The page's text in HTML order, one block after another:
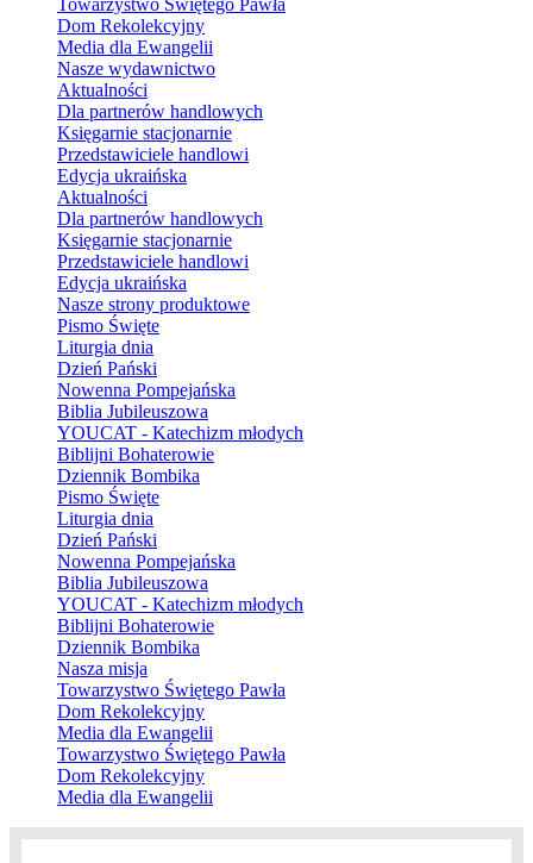
Towarzystwo Świętego Pawła
Dom Rekolekcyjny
Media dla Ewangelii
Nasze wydawnictwo
Aktualności
Dla partnerów handlowych
Księgarnie stacjonarnie
Przedstawiciele handlowi
Edycja ukraińska
Aktualności
Dla partnerów handlowych
Księgarnie stacjonarnie
Przedstawiciele handlowi
Edycja ukraińska
Nasze strony produktowe
Pismo Święte
Liturgia dnia
Dzień Pański
Nowenna Pompejańska
Biblia Jubileuszowa
YOUCAT - Katechizm młodych
Biblijni Bohaterowie
Dziennik Bombika
Pismo Święte
Liturgia dnia
Dzień Pański
Nowenna Pompejańska
Biblia Jubileuszowa
YOUCAT - Katechizm młodych
Biblijni Bohaterowie
Dziennik Bombika
Nasza misja
Towarzystwo Świętego Pawła
Dom Rekolekcyjny
Media dla Ewangelii
Towarzystwo Świętego Pawła
Dom Rekolekcyjny
Media dla Ewangelii